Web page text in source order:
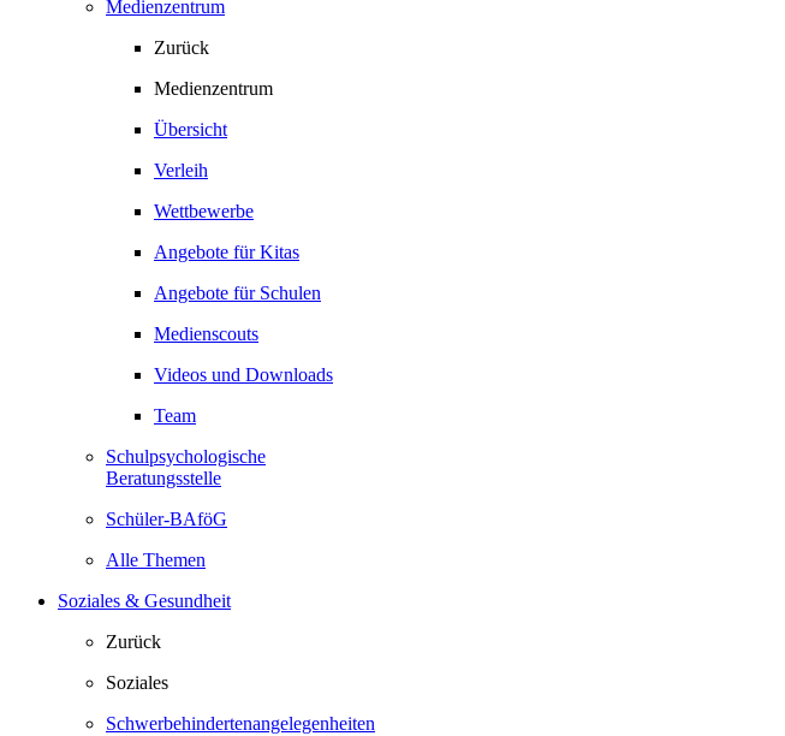
Medienzentrum
Zurück
Medienzentrum
Übersicht
Verleih
Wettbewerbe
Angebote für Kitas
Angebote für Schulen
Medienscouts
Videos und Downloads
Team
Schulpsychologische
Beratungsstelle
Schüler-BAföG
Alle Themen
Soziales & Gesundheit
Zurück
Soziales
Schwerbehindertenangelegenheiten